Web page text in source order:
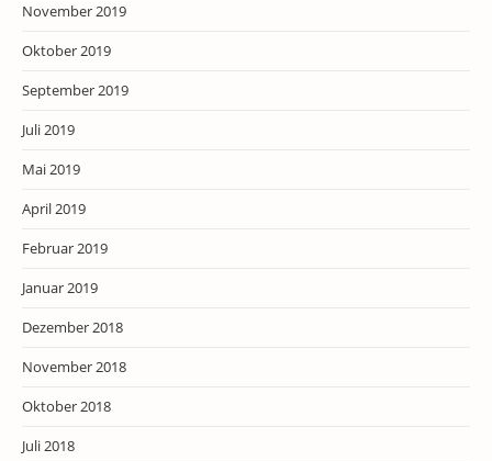
November 2019
Oktober 2019
September 2019
Juli 2019
Mai 2019
April 2019
Februar 2019
Januar 2019
Dezember 2018
November 2018
Oktober 2018
Juli 2018